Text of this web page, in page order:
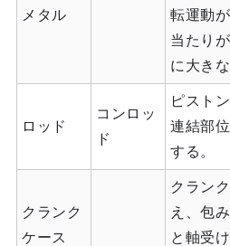
メタル
転運動
当たり
に大き
ロッド
コンロッ
ド
ピスト
連結部
する。
クランク
ケース
クラン
え、包
と軸受